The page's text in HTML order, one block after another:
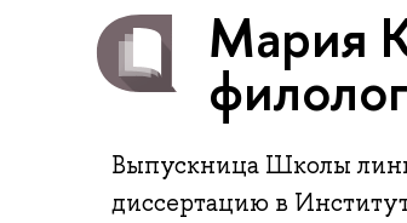
Мария
Выпускница Школы
диссертацию в